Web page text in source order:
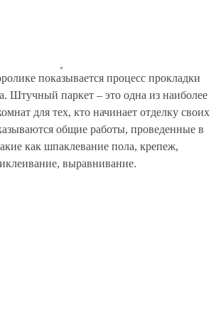
показывается процесс прокладки
Штучный паркет – это одна из наиболее
для тех, кто начинает отделку своих
общие работы, проведенные в
как шпаклевание пола, крепеж,
выравнивание.